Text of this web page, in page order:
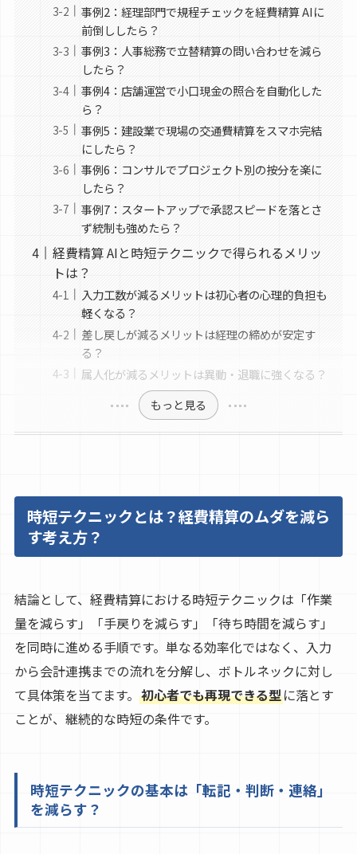
事例2：経理部門で規程チェックを経費精算 AIに
前倒ししたら？
事例3：人事総務で立替精算の問い合わせを減ら
したら？
事例4：店舗運営で小口現金の照合を自動化した
ら？
事例5：建設業で現場の交通費精算をスマホ完結
にしたら？
事例6：コンサルでプロジェクト別の按分を楽に
したら？
事例7：スタートアップで承認スピードを落とさ
ず統制も強めたら？
経費精算 AIと時短テクニックで得られるメリッ
トは？
入力工数が減るメリットは初心者の心理的負担も
軽くなる？
差し戻しが減るメリットは経理の締めが安定す
る？
属人化が減るメリットは異動・退職に強くなる？
もっと見る
時短テクニックとは？経費精算のムダを減ら
す考え方？
結論として、経費精算における時短テクニックは「作業
量を減らす」「手戻りを減らす」「待ち時間を減らす」
を同時に進める手順です。単なる効率化ではなく、入力
から会計連携までの流れを分解し、ボトルネックに対し
て具体策を当てます。 初心者でも再現できる型に落とす
ことが、継続的な時短の条件です。
時短テクニックの基本は「転記・判断・連絡」
を減らす？